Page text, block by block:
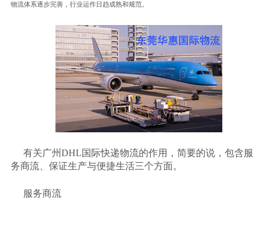
物流体系逐步完善，行业运作日趋成熟和规范。
有关广州DHL国际快递物流的作用，简要的说，包含服
务商流、保证生产与便捷生活三个方面。
服务商流